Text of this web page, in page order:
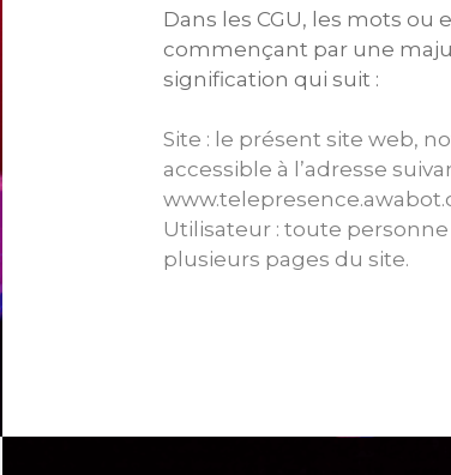
Dans les CGU, les mots ou
commençant par une
signification qui suit :
Site : le présent site web,
accessible à l’adresse
Utilisateur : toute
plusieurs pages du site.